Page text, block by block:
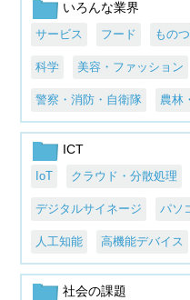
いろんな業界
サービス フード もの
科学 美容・ファッション
警察・消防・自衛隊 農林
ICT
IoT クラウド・分散処理
デジタルサイネージ パソ
人工知能 高機能デバイス
社会の課題